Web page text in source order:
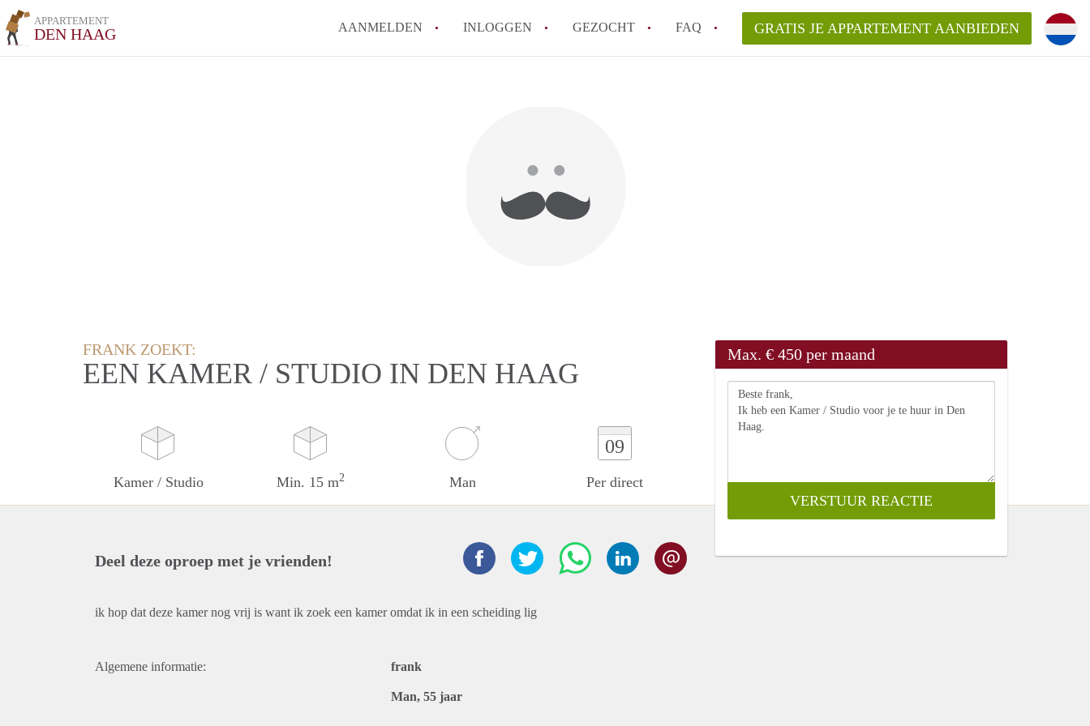
APPARTEMENT
DEN HAAG AANMELDEN INLOGGEN GEZOCHT FAQ
Wat is de privacyverklaring van Appartement-DenHaag?
Berekent Appartement-DenHaag
makelaarsvergoeding/bemiddelingsvergoeding?
GRATIS JE APPARTEMENT AANBIEDEN
FRANK ZOEKT:
EEN KAMER / STUDIO IN DEN HAAG
Kamer / Studio Min. 15 m2 Man
09
Per direct
Max. € 450 per maand
Deel deze oproep met je vrienden!
ik hop dat deze kamer nog vrij is want ik zoek een kamer omdat ik in een scheiding lig
Algemene informatie: frank
Man, 55 jaar